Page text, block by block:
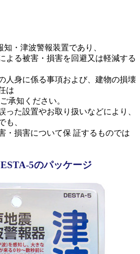
・津波警報装置であり、
よる被害・損害を回避又は軽減する
人身に係る事項および、建物の損壊
は
承知ください。
った設置やお取り扱いなどにより、
も、
・損害について保 証するものでは
5のパッケージ